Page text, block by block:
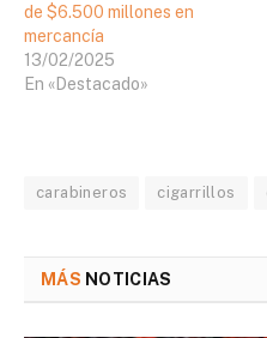
de $6.500 millones en
mercancía
13/02/2025
En «Destacado»
carabineros cigarrillos
MÁS NOTICIAS